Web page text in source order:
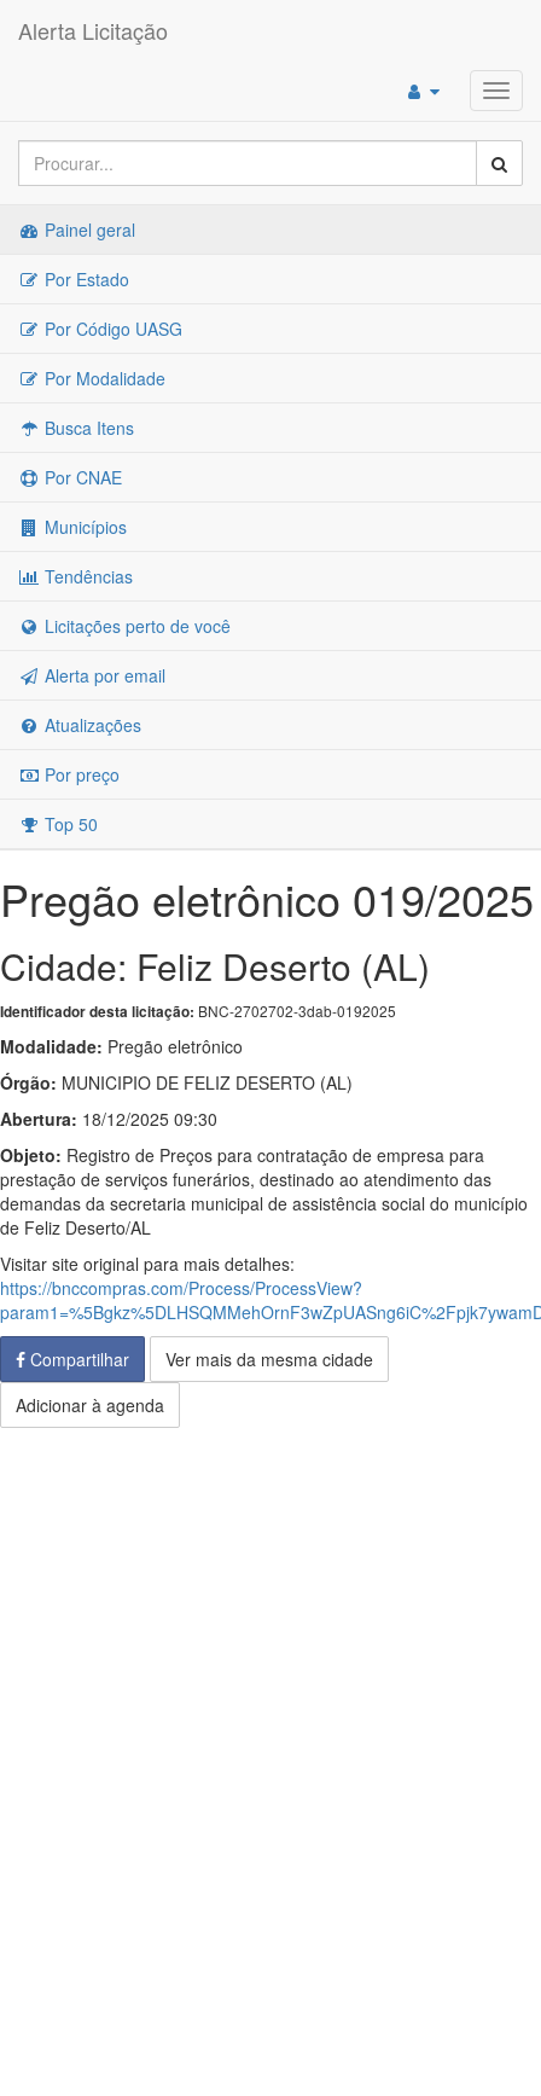
Alerta Licitação
Painel geral
Por Estado
Por Código UASG
Por Modalidade
Busca Itens
Por CNAE
Municípios
Tendências
Licitações perto de você
Alerta por email
Atualizações
Por preço
Top 50
Pregão eletrônico 019/2025
Cidade: Feliz Deserto (AL)
Identificador desta licitação: BNC-2702702-3dab-0192025
Modalidade: Pregão eletrônico
Órgão: MUNICIPIO DE FELIZ DESERTO (AL)
Abertura: 18/12/2025 09:30
Objeto: Registro de Preços para contratação de empresa para
prestação de serviços funerários, destinado ao atendimento das
demandas da secretaria municipal de assistência social do município
de Feliz Deserto/AL
Visitar site original para mais detalhes:
https://bnccompras.com/Process/ProcessView?
Compartilhar
Ver mais da mesma cidade
Adicionar à agenda